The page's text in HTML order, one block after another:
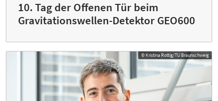
10. Tag der Offenen Tür beim
Gravitationswellen-Detektor GEO600
© Kristina Rottig/TU Braunschweig